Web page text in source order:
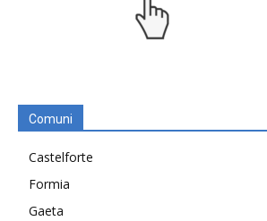
Comuni
Castelforte
Formia
Gaeta